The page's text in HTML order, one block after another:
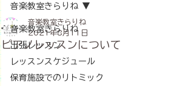
音楽教室きらりね
出張レッスン
レッスンスケジュール
保育施設でのリトミック
音楽教室きらりね
ピアノレッスンについて
音楽教室きらりね
2021年8月11日